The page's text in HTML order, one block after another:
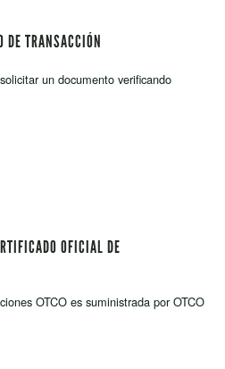
DE TRANSACCIÓN
un documento verificando
OFICIAL DE
OTCO es suministrada por OTCO